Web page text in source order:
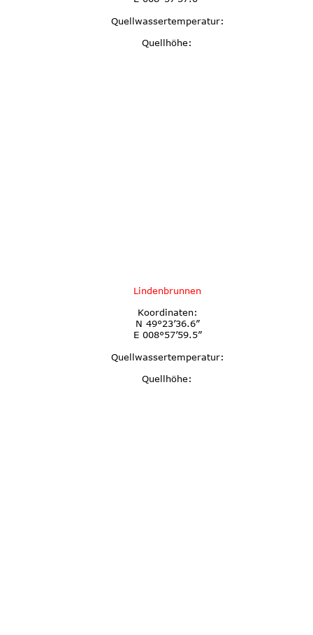
Quellwassertemperatur:
Quellhöhe:
Lindenbrunnen
Koordinaten:
N 49°23’36.6”
E 008°57’59.5”
Quellwassertemperatur:
Quellhöhe: